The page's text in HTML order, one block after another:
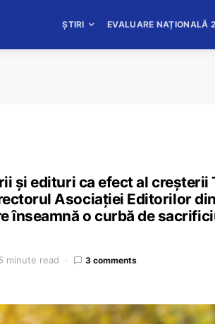
ȘTIRI EVALUARE NAȚIONALĂ
și edituri ca efect al creșterii
Asociației Editorilor
înseamnă o curbă de
minute read 3 comments